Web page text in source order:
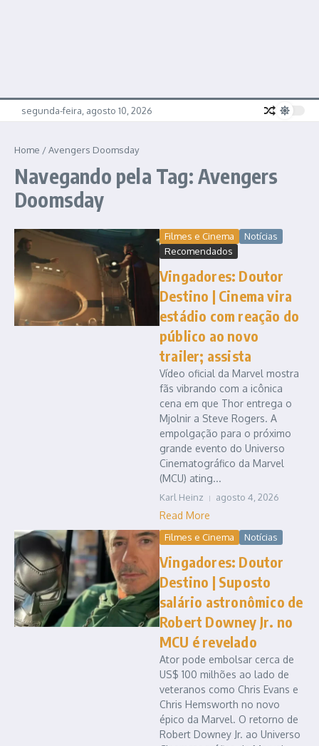
segunda-feira, agosto 10, 2026
Home /Avengers Doomsday
Navegando pela Tag: Avengers
Doomsday
Filmes e Cinema
Notícias
Recomendados
Vingadores: Doutor
Destino | Cinema vira
estádio com reação do
público ao novo
trailer; assista
Vídeo oficial da Marvel mostra
fãs vibrando com a icônica
cena em que Thor entrega o
Mjolnir a Steve Rogers. A
empolgação para o próximo
grande evento do Universo
Cinematográfico da Marvel
(MCU) ating...
Karl Heinz agosto 4, 2026
Read More
Filmes e Cinema Notícias
Vingadores: Doutor
Destino | Suposto
salário astronômico de
Robert Downey Jr. no
MCU é revelado
Ator pode embolsar cerca de
US$ 100 milhões ao lado de
veteranos como Chris Evans e
Chris Hemsworth no novo
épico da Marvel. O retorno de
Robert Downey Jr. ao Universo